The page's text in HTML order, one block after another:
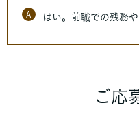
A はい。前職での残務